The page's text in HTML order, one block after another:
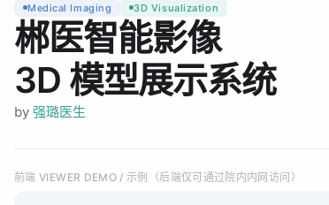
Medical Imaging 3D Visualization
郴医智能影像
3D 模型展示系统
by 强璐医生
前端 VIEWER DEMO / 示例（后端仅可通过院内内网访问）